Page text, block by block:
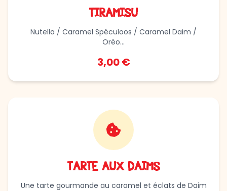
TIRAMISU
Nutella / Caramel Spéculoos / Caramel Daim /
Oréo...
3,00 €
TARTE AUX DAIMS
Une tarte gourmande au caramel et éclats de Daim